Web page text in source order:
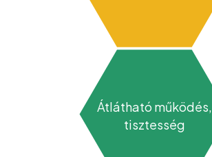
Átlátható működés,
tisztesség